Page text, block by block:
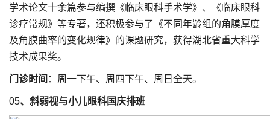
学术论文十余篇参与编撰《临床眼科手术学》、《临床眼科
诊疗常规》等专著，还积极参与了《不同年龄组的角膜厚度
及角膜曲率的变化规律》的课题研究，获得湖北省重大科学
技术成果奖。
门诊时间 ：周一下午、周四下午、周日全天。
05、斜弱视与小儿眼科国庆排班